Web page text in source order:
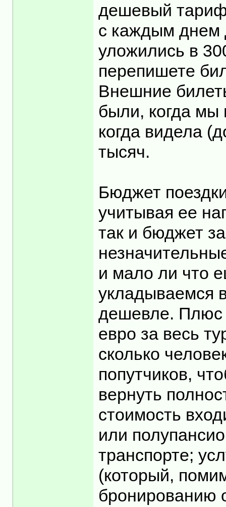
дешевый тариф
с каждым днем
уложились в
перепишете
Внешние
были, когда мы
когда видела
тысяч.
Бюджет
учитывая ее
так и бюджет
и мало ли что
укладываемся
дешевле. Плюс
евро за весь
сколько
попутчиков,
вернуть
стоимость
или
транспорте;
(который,
бронированию